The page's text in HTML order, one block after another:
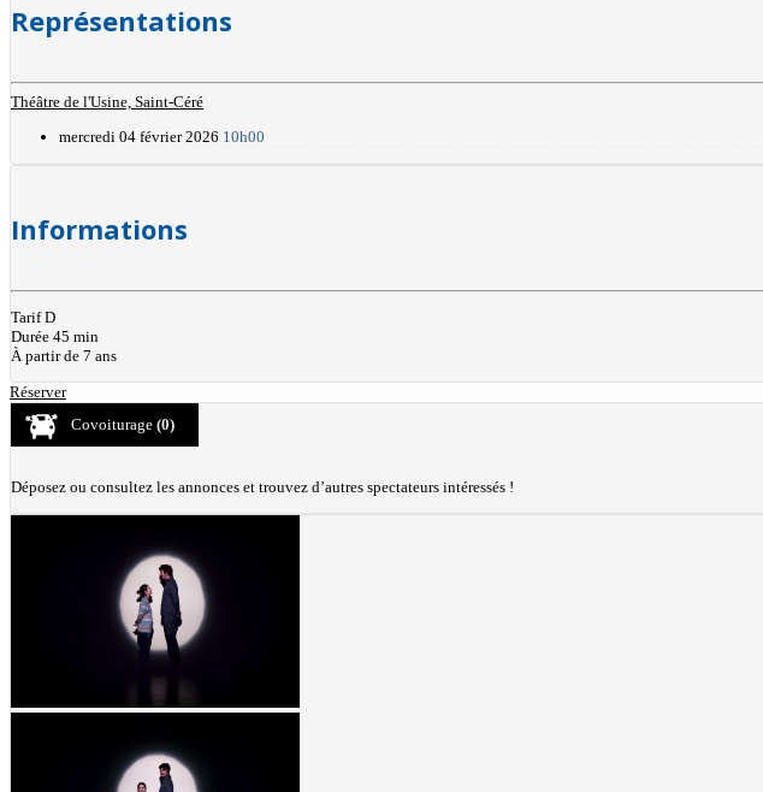
Représentations
Théâtre de l'Usine, Saint-Céré
mercredi 04 février 2026 10h00
Informations
Tarif D
Durée 45 min
À partir de 7 ans
Réserver
Covoiturage (0)
Déposez ou consultez les annonces et trouvez d’autres spectateurs intéressés !